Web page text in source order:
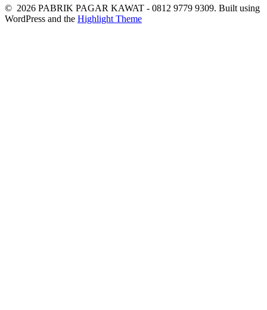
© 2026 PABRIK PAGAR KAWAT - 0812 9779 9309. Built using
WordPress and the Highlight Theme